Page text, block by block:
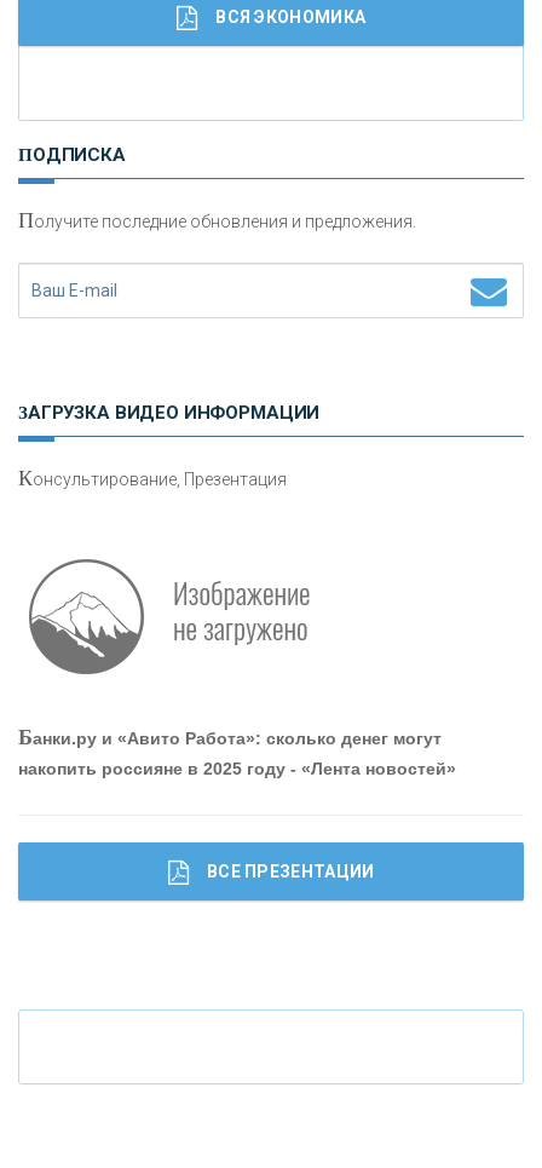
привлечь и удержать персонал - «Интервью»
И
сохранения и увеличения капитала
Что будет с наличными деньгами при цифровом
ВСЯ ЭКОНОМИКА
ПОДПИСКА
Получите последние обновления и предложения.
ЗАГРУЗКА ВИДЕО ИНФОРМАЦИИ
Консультирование, Презентация
Банки.ру и «Авито Работа»: сколько денег могут
накопить россияне в 2025 году - «Лента новостей»
ВСЕ ПРЕЗЕНТАЦИИ